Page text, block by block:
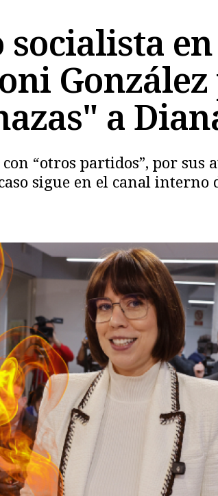
a
“otros partidos”, por sus
sigue en el canal interno